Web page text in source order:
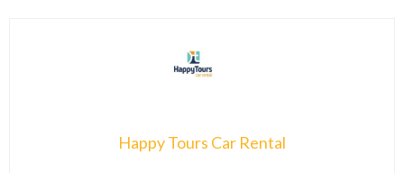
Happy Tours Car Rental